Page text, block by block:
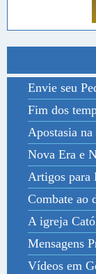
Envie seu
Fim dos
Apostasia
Nova Era e
Artigos para
Combate ao
A igreja
Mensagens
Vídeos em